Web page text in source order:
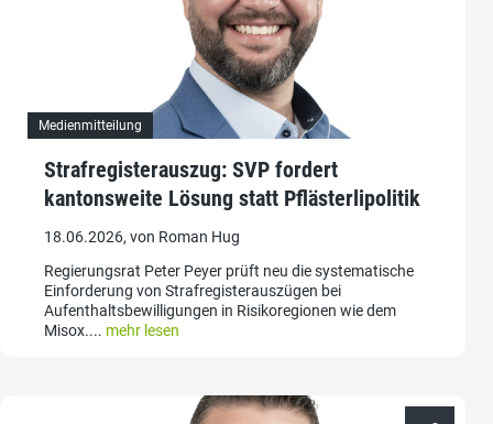
Medienmitteilung
Strafregisterauszug: SVP fordert
kantonsweite Lösung statt Pflästerlipolitik
18.06.2026, von Roman Hug
Regierungsrat Peter Peyer prüft neu die systematische
Einforderung von Strafregisterauszügen bei
Aufenthaltsbewilligungen in Risikoregionen wie dem
Misox.... mehr lesen